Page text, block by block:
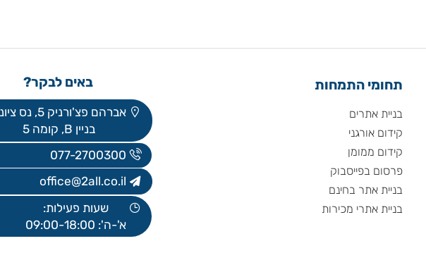
בניית אתרים
קידום אורגני
קידום ממומן
פרסום בפייסבוק
בניית אתר בחינם
באים לבקר?
אברהם פצ'ורניק 5, נס ציונה
בניין B, קומה 5
077-2700300
office@2all.co.il
שעות פעילות: